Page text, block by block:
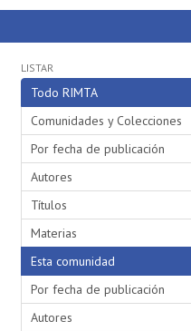
LISTAR
Todo RIMTA
Comunidades y Colecciones
Por fecha de publicación
Autores
Títulos
Materias
Esta comunidad
Por fecha de publicación
Autores